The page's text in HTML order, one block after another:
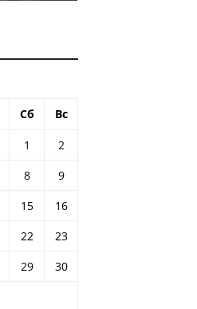
Сб Вс
1
2
8
9
15
16
22
23
29
30